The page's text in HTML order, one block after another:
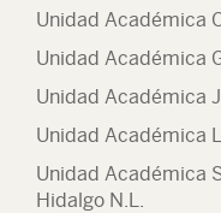
Unidad Académica
Unidad Académica
Unidad Académica
Unidad Académica
Unidad Académica
Hidalgo N.L.